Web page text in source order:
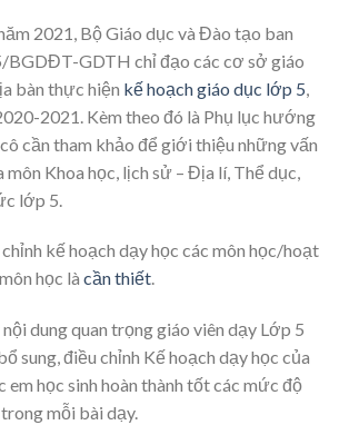
2021, Bộ Giáo dục và Đào tạo ban
BGDĐT-GDTH chỉ đạo các cơ sở giáo
bàn thực hiện kế hoạch giáo dục lớp 5
2021. Kèm theo đó là Phụ lục hướng
cần tham khảo để giới thiệu những vấn
Khoa học, lịch sử – Địa lí, Thể dục,
lớp 5.
kế hoạch dạy học các môn học/hoạt
học là cần thiết.
dung quan trọng giáo viên dạy Lớp 5
sung, điều chỉnh Kế hoạch dạy học của
em học sinh hoàn thành tốt các mức độ
mỗi bài dạy.